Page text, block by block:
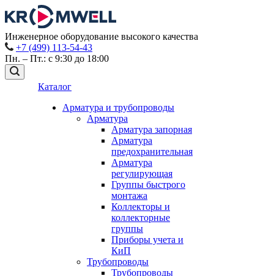
Инженерное оборудование высокого качества
+7 (499) 113-54-43
Пн. – Пт.: с 9:30 до 18:00
Каталог
Арматура и трубопроводы
Арматура
Арматура запорная
Арматура
предохранительная
Арматура
регулирующая
Группы быстрого
монтажа
Коллекторы и
коллекторные
группы
Приборы учета и
КиП
Трубопроводы
Трубопроводы